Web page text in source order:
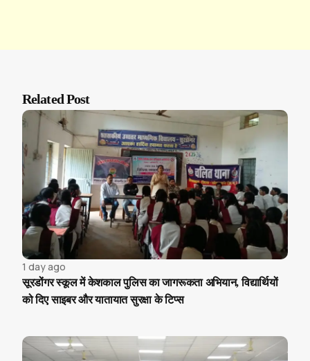
Related Post
1 day ago
सूरडोंगर स्कूल में केशकाल पुलिस का जागरूकता अभियान, विद्यार्थियों
को दिए साइबर और यातायात सुरक्षा के टिप्स